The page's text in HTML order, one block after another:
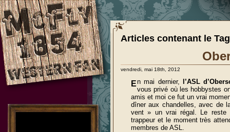
Articles contenant le
vendredi, mai 18th, 2012
En mai dernier, l’ASL
vous privé où les hobbystes
amis et moi ce fut un vrai
dîner aux chandelles, avec de
vent » un vrai régal. Le reste
trappeur et le moment très
membres de ASL.